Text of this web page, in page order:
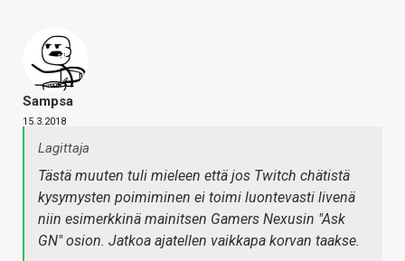
Sampsa
15.3.2018
Lagittaja
Tästä muuten tuli mieleen että jos Twitch chätistä
kysymysten poimiminen ei toimi luontevasti livenä
niin esimerkkinä mainitsen Gamers Nexusin "Ask
GN" osion. Jatkoa ajatellen vaikkapa korvan taakse.